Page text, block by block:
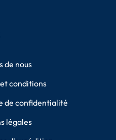
de nous
conditions
de confidentialité
légales